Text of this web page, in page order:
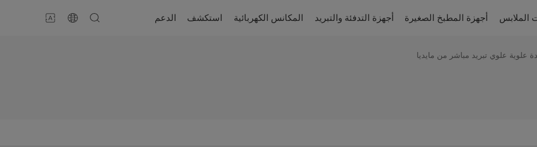
الملابس أجهزة المطبخ الصغيرة أجهزة التدفئة والتبريد المكانس الكهربائية استكشف الدعم
علوية علوي تبريد مباشر من مايديا